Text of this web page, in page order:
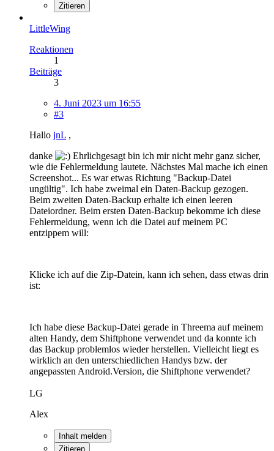
Zitieren
LittleWing
Reaktionen
1
Beiträge
3
4. Juni 2023 um 16:55
#3
Hallo jnL ,
danke
Ehrlichgesagt bin ich mir nicht mehr ganz sicher,
wie die Fehlermeldung lautete. Nächstes Mal mache ich einen
Screenshot... Es war etwas Richtung "Backup-Datei
ungültig". Ich habe zweimal ein Daten-Backup gezogen.
Beim zweiten Daten-Backup erhalte ich einen leeren
Dateiordner. Beim ersten Daten-Backup bekomme ich diese
Fehlermeldung, wenn ich die Datei auf meinem PC
entzippem will:
Klicke ich auf die Zip-Datein, kann ich sehen, dass etwas drin
ist:
Ich habe diese Backup-Datei gerade in Threema auf meinem
alten Handy, dem Shiftphone verwendet und da konnte ich
das Backup problemlos wieder herstellen. Vielleicht liegt es
wirklich an den unterschiedlichen Handys bzw. der
angepassten Android.Version, die Shiftphone verwendet?
LG
Alex
Inhalt melden
Zitieren